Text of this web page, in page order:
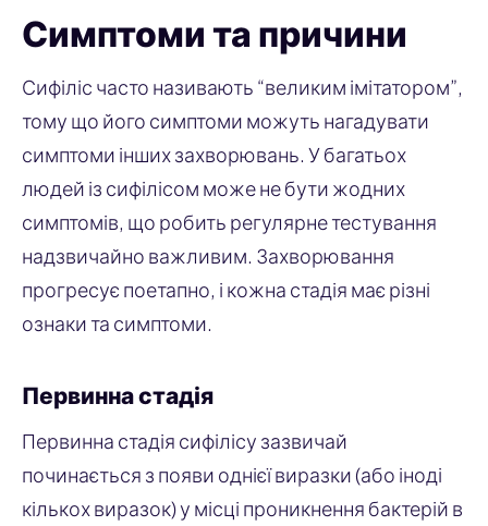
Симптоми та причини
Сифіліс часто називають “великим імітатором”,
тому що його симптоми можуть нагадувати
симптоми інших захворювань. У багатьох
людей із сифілісом може не бути жодних
симптомів, що робить регулярне тестування
надзвичайно важливим. Захворювання
прогресує поетапно, і кожна стадія має різні
ознаки та симптоми.
Первинна стадія
Первинна стадія сифілісу зазвичай
починається з появи однієї виразки (або іноді
кількох виразок) у місці проникнення бактерій в